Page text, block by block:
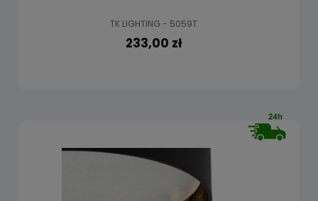
TK LIGHTING - 5059T
233,00 zł